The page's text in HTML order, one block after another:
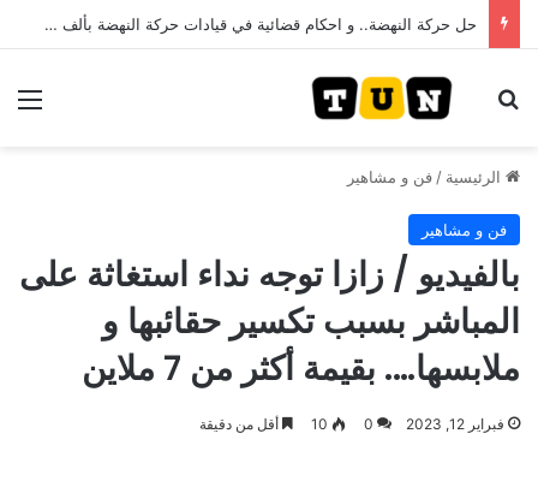
حل حركة النهضة.. و احكام قضائية في قيادات حركة النهضة بألف و400عام سجــن……
بحث عن
الرئيسية /فن و مشاهير
فن و مشاهير
بالفيديو / زازا توجه نداء استغاثة على
المباشر بسبب تكسير حقائبها و
ملابسها…. بقيمة أكثر من 7 ملاين
فبراير 12, 2023 0
10 أقل من دقيقة